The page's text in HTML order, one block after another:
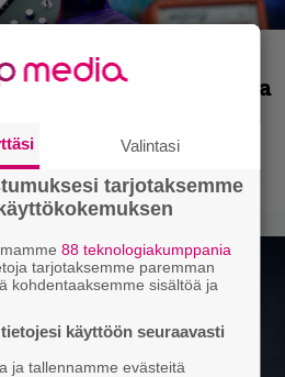
kuin koskaan ja
nulikan yrittävän olla
Keenan muisteli
hevijätin
Valintasi
tarjotaksemme
88 teknologiakumppania
tarjotaksemme paremman
kohdentaaksemme sisältöä ja
käyttöön seuraavasti
ja tallennamme evästeitä